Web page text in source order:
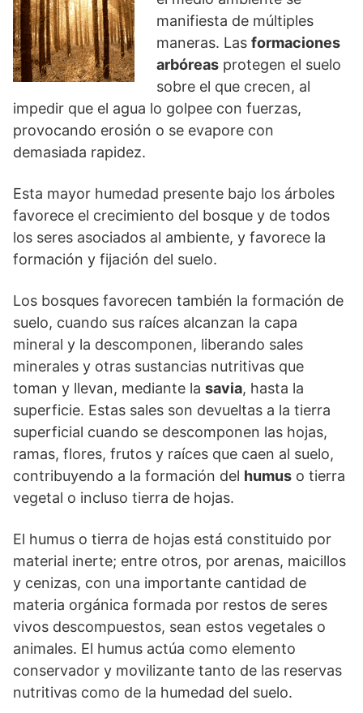
manifiesta de múltiples
maneras. Las formaciones
arbóreas protegen el suelo
sobre el que crecen, al
impedir que el agua lo golpee con fuerzas,
provocando erosión o se evapore con
demasiada rapidez.
Esta mayor humedad presente bajo los árboles
favorece el crecimiento del bosque y de todos
los seres asociados al ambiente, y favorece la
formación y fijación del suelo.
Los bosques favorecen también la formación de
suelo, cuando sus raíces alcanzan la capa
mineral y la descomponen, liberando sales
minerales y otras sustancias nutritivas que
toman y llevan, mediante la savia, hasta la
superficie. Estas sales son devueltas a la tierra
superficial cuando se descomponen las hojas,
ramas, flores, frutos y raíces que caen al suelo,
contribuyendo a la formación del humus o tierra
vegetal o incluso tierra de hojas.
El humus o tierra de hojas está constituido por
material inerte; entre otros, por arenas, maicillos
y cenizas, con una importante cantidad de
materia orgánica formada por restos de seres
vivos descompuestos, sean estos vegetales o
animales. El humus actúa como elemento
conservador y movilizante tanto de las reservas
nutritivas como de la humedad del suelo.